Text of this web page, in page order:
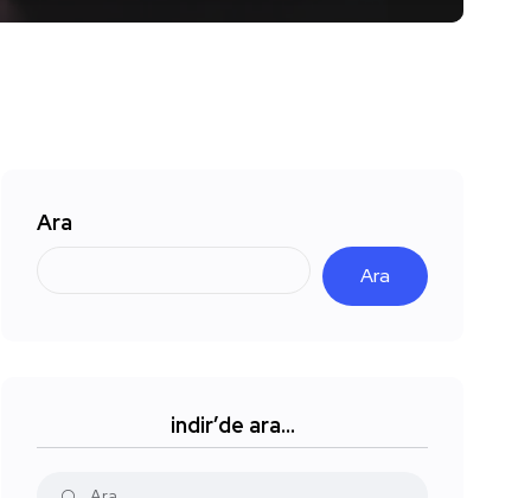
Ara
Ara
indir’de ara…